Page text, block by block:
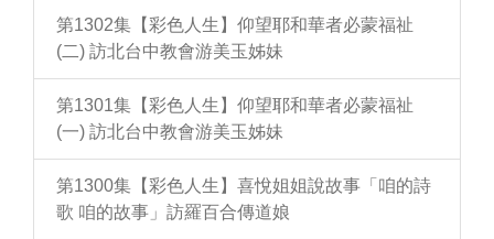
第1302集【彩色人生】仰望耶和華者必蒙福祉
(二) 訪北台中教會游美玉姊妹
第1301集【彩色人生】仰望耶和華者必蒙福祉
(一) 訪北台中教會游美玉姊妹
第1300集【彩色人生】喜悅姐姐說故事「咱的詩
歌 咱的故事」訪羅百合傳道娘